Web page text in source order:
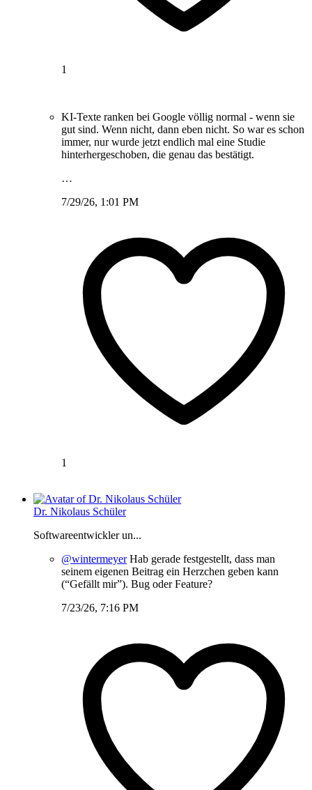
1
KI-Texte ranken bei Google völlig normal - wenn sie
gut sind. Wenn nicht, dann eben nicht. So war es schon
immer, nur wurde jetzt endlich mal eine Studie
hinterhergeschoben, die genau das bestätigt.
…
7/29/26, 1:01 PM
1
Dr. Nikolaus Schüler
Softwareentwickler un...
@wintermeyerHab gerade festgestellt, dass man
seinem eigenen Beitrag ein Herzchen geben kann
(“Gefällt mir”). Bug oder Feature?
7/23/26, 7:16 PM